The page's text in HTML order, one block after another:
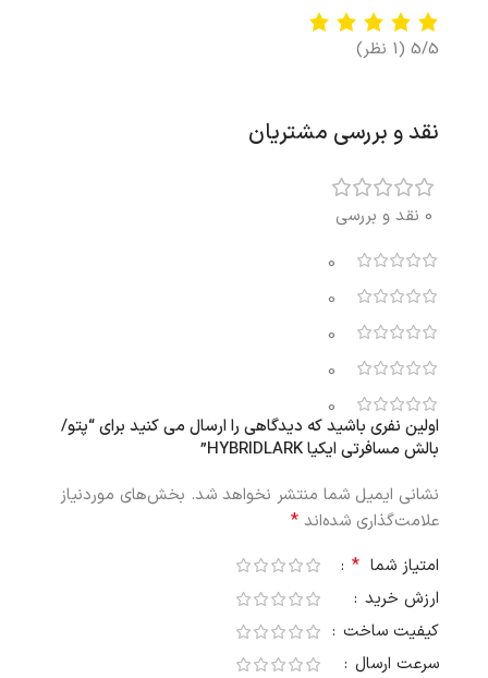
5/5 (1 نظر)
نقد و بررسی مشتریان
0 نقد و بررسی
0
0
0
0
0
اولین نفری باشید که دیدگاهی را ارسال می کنید برای “پتو/
بالش مسافرتی ایکیا HYBRIDLARK”
نشانی ایمیل شما منتشر نخواهد شد. بخش‌های موردنیاز
علامت‌گذاری شده‌اند *
امتیاز شما *
ارزش خرید
کیفیت ساخت
سرعت ارسال